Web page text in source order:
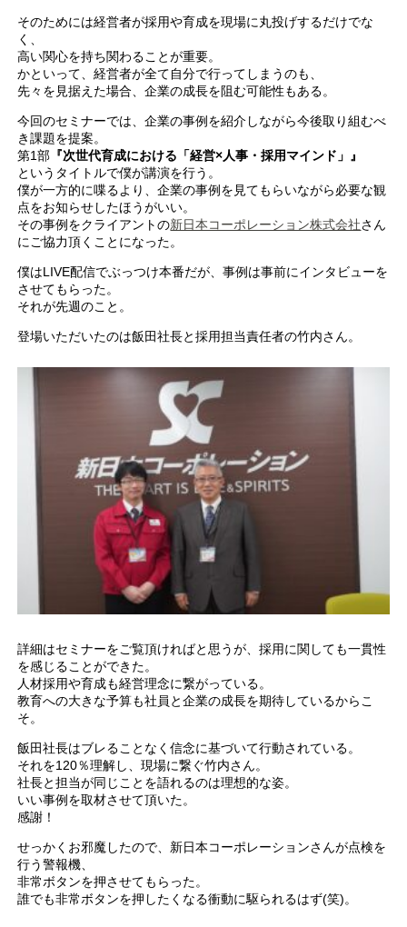
そのためには経営者が採用や育成を現場に丸投げするだけでな
く、
高い関心を持ち関わることが重要。
かといって、経営者が全て自分で行ってしまうのも、
先々を見据えた場合、企業の成長を阻む可能性もある。
今回のセミナーでは、企業の事例を紹介しながら今後取り組むべ
き課題を提案。
第1部 『次世代育成における「経営×人事・採用マインド」』
というタイトルで僕が講演を行う。
僕が一方的に喋るより、企業の事例を見てもらいながら必要な観
点をお知らせしたほうがいい。
その事例をクライアントの新日本コーポレーション株式会社さん
にご協力頂くことになった。
僕はLIVE配信でぶっつけ本番だが、事例は事前にインタビューを
させてもらった。
それが先週のこと。
登場いただいたのは飯田社長と採用担当責任者の竹内さん。
詳細はセミナーをご覧頂ければと思うが、採用に関しても一貫性
を感じることができた。
人材採用や育成も経営理念に繋がっている。
教育への大きな予算も社員と企業の成長を期待しているからこ
そ。
飯田社長はブレることなく信念に基づいて行動されている。
それを120％理解し、現場に繋ぐ竹内さん。
社長と担当が同じことを語れるのは理想的な姿。
いい事例を取材させて頂いた。
感謝！
せっかくお邪魔したので、新日本コーポレーションさんが点検を
行う警報機、
非常ボタンを押させてもらった。
誰でも非常ボタンを押したくなる衝動に駆られるはず(笑)。